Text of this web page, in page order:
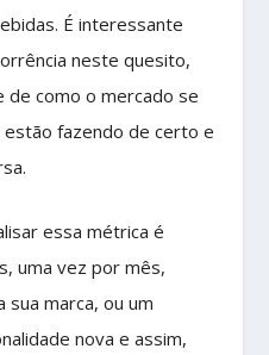
É interessante
neste quesito,
de como o mercado se
fazendo de certo e
essa métrica é
uma vez por mês,
sua marca, ou um
nova e assim,